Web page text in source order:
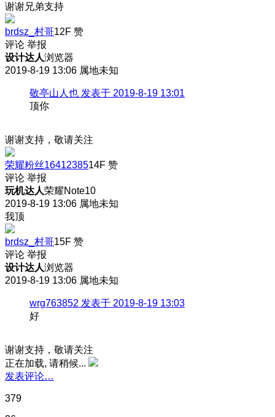
谢谢兄弟支持
brdsz_村哥12F 赞
评论 举报
设计达人浏览器
2019-8-19 13:06 属地未知
敬亭山人也 发表于 2019-8-19 13:01
顶你
谢谢支持，敬请关注
荣耀粉丝1641238514F 赞
评论 举报
玩机达人荣耀Note10
2019-8-19 13:06 属地未知
我顶
brdsz_村哥15F 赞
评论 举报
设计达人浏览器
2019-8-19 13:06 属地未知
wrg763852 发表于 2019-8-19 13:03
好
谢谢支持，敬请关注
正在加载, 请稍候...
发表评论…
379